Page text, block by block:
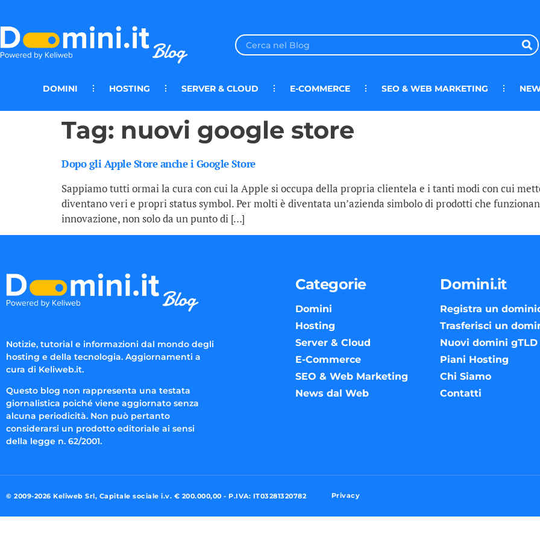
DOMINI HOSTING SERVER & CLOUD E-COMMERCE SEO & WEB MARKETING
Tag: nuovi google store
Dopo gli Apple Store anche i Google Store
Sappiamo tutti ormai la cura con cui la Apple si occupa della propria clientela e i tanti modi con cui
diventano veri e propri status symbol. Per molti è diventata un’azienda simbolo di prodotti che
innovazione, non solo da un punto di […]
Notizie, tutorial e informazioni dal mondo degli
hosting e della tecnologia. Aggiornamenti a
cura di Keliweb.it.
Questo blog non rappresenta una testata
giornalistica poiché viene aggiornato senza
alcuna periodicità. Non può pertanto
considerarsi un prodotto editoriale ai sensi
della legge n. 62/2001.
Categorie
Domini
Hosting
Server & Cloud
E-Commerce
SEO & Web Marketing
News dal Web
Domini.it
Registra un
Trasferisci un
Nuovi domini gTLD
Piani Hosting
Chi Siamo
Contatti
© 2009-2026 Keliweb Srl, Capitale sociale i.v. € 200.000,00 - P.IVA: IT03281320782 Privacy